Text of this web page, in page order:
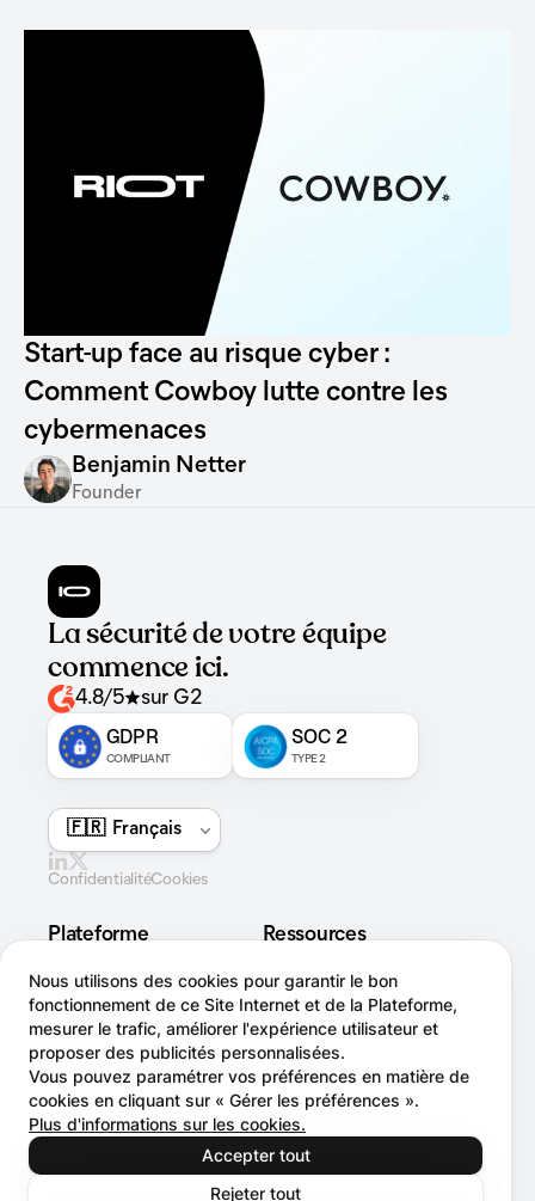
Start-up face au risque cyber :
Comment Cowboy lutte contre les
cybermenaces
Benjamin Netter
Founder
La sécurité de votre équipe
commence ici.
4.8/5 sur G2
GDPR
COMPLIANT
SOC 2
TYPE 2
Plateforme
Studio
Simulation
Sonar
Inbox
Brèches
Ressources
Blog
Cas clients
Guides
Entreprise
À propos de nous
ConfidentialitéCookies
Nous utilisons des cookies pour garantir le bon
fonctionnement de ce Site Internet et de la Plateforme,
mesurer le trafic, améliorer l'expérience utilisateur et
proposer des publicités personnalisées.
Vous pouvez paramétrer vos préférences en matière de
cookies en cliquant sur « Gérer les préférences ».
Plus d'informations sur les cookies.
Accepter tout
Rejeter tout